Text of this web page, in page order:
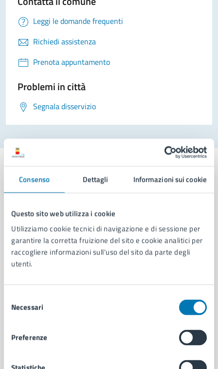
Consenso Dettagli Informazioni sui cookie
Questo sito web utilizza i cookie
Utilizziamo cookie tecnici di navigazione e di sessione per
garantire la corretta fruizione del sito e cookie analitici per
raccogliere informazioni sull'uso del sito da parte degli
utenti.
delNecessari
Preferenze
Leggi le domande frequenti
Richiedi assistenza
Prenota appuntamento
Problemi in città
Segnala disservizio
AMMINISTRAZIONE
Aree amministrative
Organi di governo
Municipalità
Politici
Intranet, posta aziendale e protocollo